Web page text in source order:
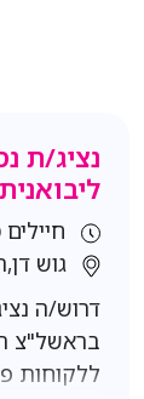
נציג/ת
גוש
דרוש/ה
בראשל"צ
ללקוחות